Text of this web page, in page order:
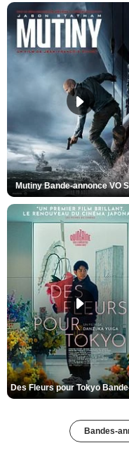
Mutiny Bande-annonce VO
Bandes-